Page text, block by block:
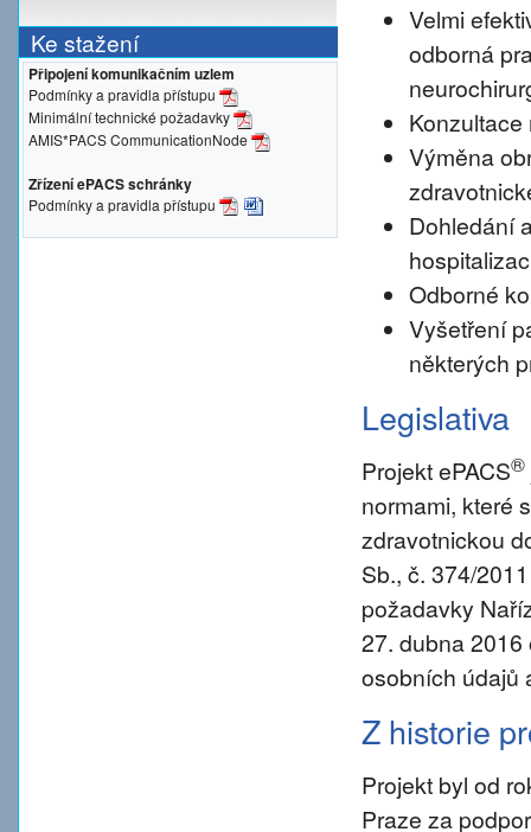
Ke stažení
Připojení komunikačním uzlem
Podmínky a pravidla přístupu
Minimální technické požadavky
AMIS*PACS CommunicationNode
Zřízení ePACS schránky
Podmínky a pravidla přístupu
Velmi
odborná
Výměna
Dohledání
Odborné
Vyšetření
některých
Legislativa
Projekt ePACS®
normami, které
zdravotnickou
Sb., č. 374/
požadavky
27. dubna
osobních údajů
Z historie
Projekt byl od
Praze za